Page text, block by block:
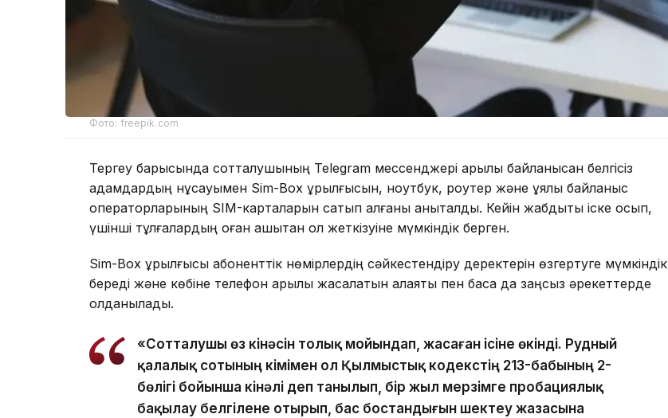
Фото: freepik.com
Тергеу барысында сотталушының Telegram мессенджері арқылы байланысқан белгісіз
адамдардың нұсқауымен Sim-Box құрылғысын, ноутбук, роутер және ұялы байланыс
операторларының SIM-карталарын сатып алғаны анықталды. Кейін жабдықты іске қосып,
үшінші тұлғалардың оған қашықтан қол жеткізуіне мүмкіндік берген.
Sim-Box құрылғысы абоненттік нөмірлердің сәйкестендіру деректерін өзгертуге мүмкіндік
береді және көбіне телефон арқылы жасалатын алаяқтық пен басқа да заңсыз әрекеттерде
қолданылады.
«Сотталушы өз кінәсін толық мойындап, жасаған ісіне өкінді. Рудный
қалалық сотының үкімімен ол Қылмыстық кодекстің 213-бабының 2-
бөлігі бойынша кінәлі деп танылып, бір жыл мерзімге пробациялық
бақылау белгілене отырып, бас бостандығын шектеу жазасына